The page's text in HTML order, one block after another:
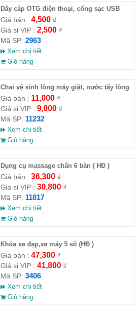
Dây cáp OTG điện thoại, cổng sạc USB
Giá bán : 4,500₫
Giá sỉ VIP : 2,500₫
Mã SP: 2963
Xem chi tiết
Giỏ hàng
Chai vệ sinh lồng máy giặt, nước tẩy lồng
máy giặt CLEANING FLUID
Giá bán : 11,000₫
Giá sỉ VIP : 9,000₫
Mã SP: 11232
Xem chi tiết
Giỏ hàng
Dụng cụ massage chân 6 bàn ( HĐ )
Giá bán : 36,300₫
Giá sỉ VIP : 30,800₫
Mã SP: 11817
Xem chi tiết
Giỏ hàng
Khóa xe đạp,xe máy 5 số (HĐ )
Giá bán : 47,300₫
Giá sỉ VIP : 41,800₫
Mã SP: 3406
Xem chi tiết
Giỏ hàng